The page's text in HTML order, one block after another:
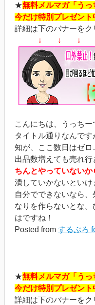
★無料メルマガ「う
今だけ特別プレゼント
詳細は下のバナーをク
↓ ↓ ↓
こんにちは、うっちー
タイトル通りなんで
知が、ここ数日はゼ
出品数増えても売れ行
ちんとやっていないか
潰していかないといけ
自分でできないなら
なりを作らないとな
はですね！
Posted from するぷろ
★無料メルマガ「う
今だけ特別プレゼント
詳細は下のバナーをク